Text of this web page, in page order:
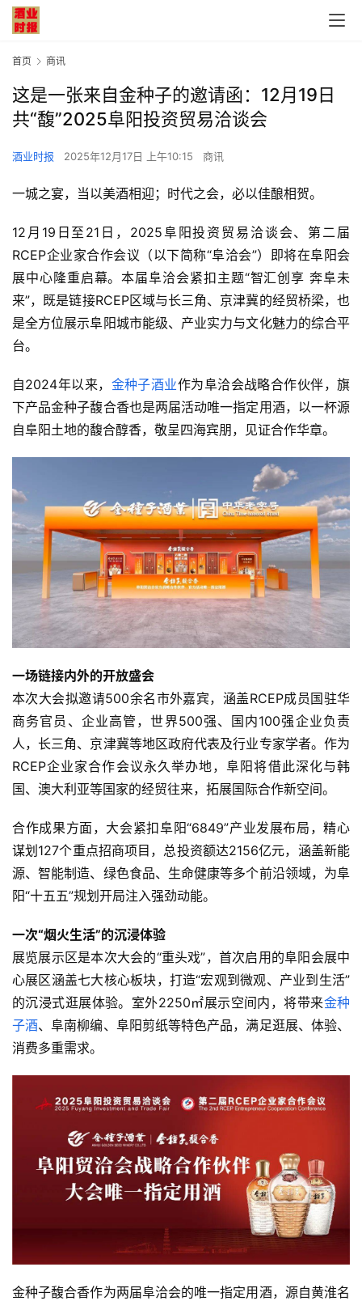
公
深
首页 商讯
这是一张来自金种子的邀请函：12月19日
共“馥”2025阜阳投资贸易洽谈会
酒业时报 2025年12月17日 上午10:15 商讯
一城之宴，当以美酒相迎；时代之会，必以佳酿相贺。
12月19日至21日，2025阜阳投资贸易洽谈会、第二届
RCEP企业家合作会议（以下简称“阜洽会”）即将在阜阳会
展中心隆重启幕。本届阜洽会紧扣主题“智汇创享 奔阜未
来”，既是链接RCEP区域与长三角、京津冀的经贸桥梁，也
是全方位展示阜阳城市能级、产业实力与文化魅力的综合平
台。
自2024年以来， 金种子酒业作为阜洽会战略合作伙伴，旗
下产品金种子馥合香也是两届活动唯一指定用酒，以一杯源
自阜阳土地的馥合醇香，敬呈四海宾朋，见证合作华章。
一场链接内外的开放盛会
本次大会拟邀请500余名市外嘉宾，涵盖RCEP成员国驻华
商务官员、企业高管，世界500强、国内100强企业负责
人，长三角、京津冀等地区政府代表及行业专家学者。作为
RCEP企业家合作会议永久举办地，阜阳将借此深化与韩
国、澳大利亚等国家的经贸往来，拓展国际合作新空间。
合作成果方面，大会紧扣阜阳“6849”产业发展布局，精心
谋划127个重点招商项目，总投资额达2156亿元，涵盖新能
源、智能制造、绿色食品、生命健康等多个前沿领域，为阜
阳“十五五”规划开局注入强劲动能。
一次“烟火生活”的沉浸体验
展览展示区是本次大会的“重头戏”，首次启用的阜阳会展中
心展区涵盖七大核心板块，打造“宏观到微观、产业到生活”
的沉浸式逛展体验。室外2250㎡展示空间内，将带来金种
子酒、阜南柳编、阜阳剪纸等特色产品，满足逛展、体验、
消费多重需求。
金种子馥合香作为两届阜洽会的唯一指定用酒，源自黄淮名